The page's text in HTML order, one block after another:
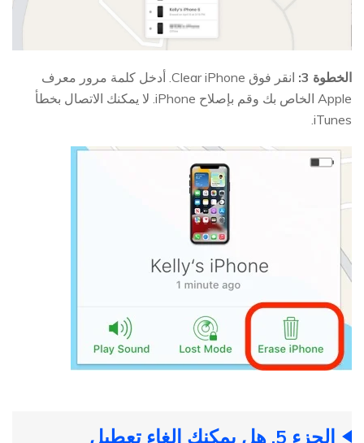
الخطوة 3:
انقر فوق Clear iPhone. أدخل كلمة مرور معرف
Apple الخاص بك وقم بإصلاح iPhone. لا يمكنك الاتصال بخطأ
iTunes.
الجزء 5. هل يمكنك إلغاء تعطيل